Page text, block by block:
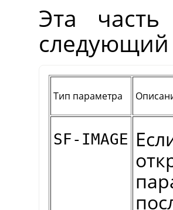
Эта часть
Тип параметра
SF-IMAGE